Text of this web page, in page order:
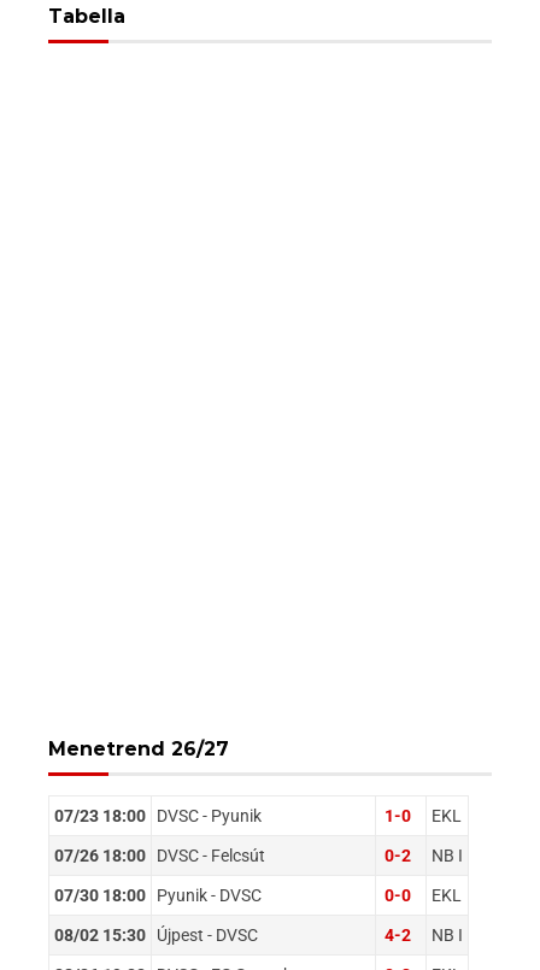
Tabella
Menetrend 26/27
07/23 18:00 DVSC - Pyunik 1-0 EKL
07/26 18:00 DVSC - Felcsút 0-2 NB I
07/30 18:00 Pyunik - DVSC 0-0 EKL
08/02 15:30 Újpest - DVSC 4-2 NB I